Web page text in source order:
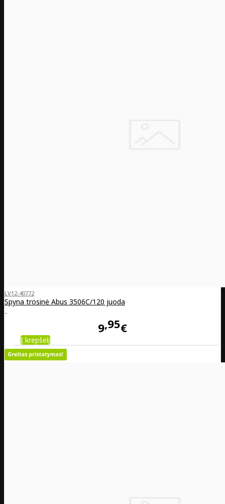
LV12-40772
Spyna trosinė Abus 3506C/120 juoda
..
9 95€
Į krepšelį